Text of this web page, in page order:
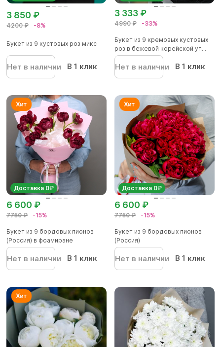
4200 ₽ -8%
3 850 ₽
Букет из 9 кустовых роз микс
Нет в наличии В 1 клик
4990 ₽ -33%
3 333 ₽
Букет из 9 кремовых кустовых
роз в бежевой корейской уп...
Нет в наличии В 1 клик
Доставка 0₽
7750 ₽ -15%
6 600 ₽
Букет из 9 бордовых пионов
(Россия) в фоамиране
Нет в наличии В 1 клик
Доставка 0₽
7750 ₽ -15%
6 600 ₽
Букет из 9 бордовых пионов
(Россия)
Нет в наличии В 1 клик